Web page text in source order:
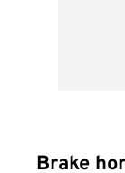
Brake